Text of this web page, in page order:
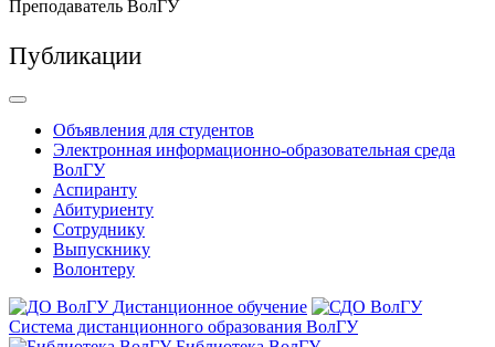
Преподаватель ВолГУ
Публикации
Объявления для студентов
Электронная информационно-образовательная среда
ВолГУ
Аспиранту
Абитуриенту
Сотруднику
Выпускнику
Волонтеру
Дистанционное обучение
Система дистанционного образования ВолГУ